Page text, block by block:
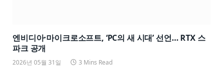
엔비디아·마이크로소프트, ‘PC의 새 시대’ 선언… RTX 스
파크 공개
2026년 05월 31일 3 Mins Read